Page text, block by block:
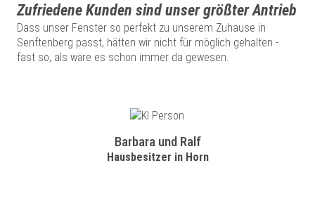
Zufriedene Kunden sind unser größter Antrieb
Dass unser Fenster so perfekt zu unserem Zuhause in
Senftenberg passt, hätten wir nicht für möglich gehalten -
fast so, als wäre es schon immer da gewesen.
Barbara und Ralf
Hausbesitzer in Horn